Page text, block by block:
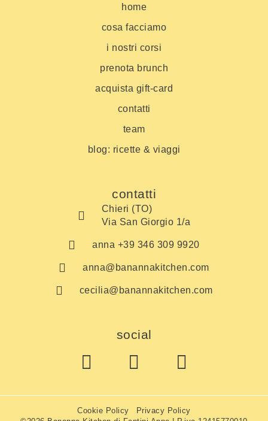
home
cosa facciamo
i nostri corsi
prenota brunch
acquista gift-card
contatti
team
blog: ricette & viaggi
contatti
Chieri (TO)
Via San Giorgio 1/a
anna +39 346 309 9920
anna@banannakitchen.com
cecilia@banannakitchen.com
social
Cookie Policy Privacy Policy